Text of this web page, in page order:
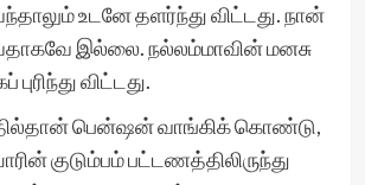
உடனே தளர்ந்து விட்டது. நான்
இல்லை. நல்லம்மாவின் மனசு
விட்டது.
பென்ஷன் வாங்கிக் கொண்டு,
குடும்பம் பட்டணத்திலிருந்து